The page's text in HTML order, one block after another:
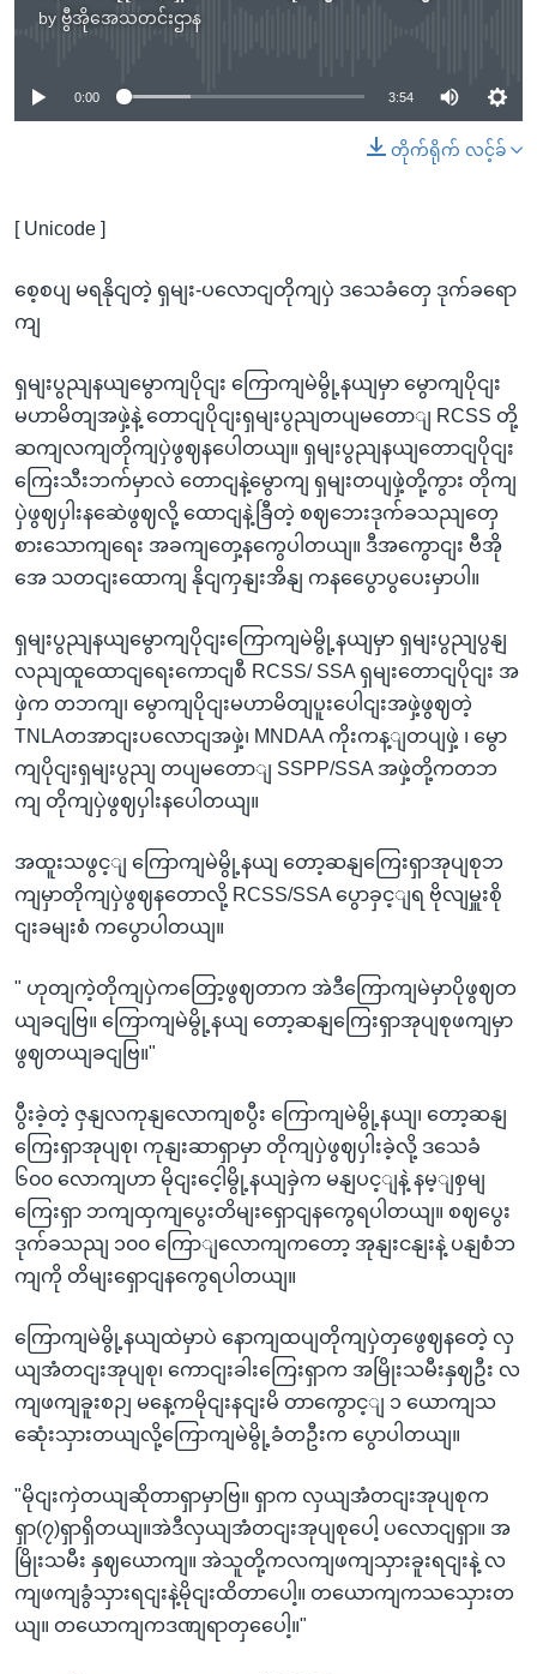
by ဗွီအိုအေသတင်းဌာန
No media source currently available
0:00 3:54
တိုက်ရိုက် လင့်ခ်
[ Unicode ]
စေ့စပျ မရနိုငျတဲ့ ရှမျး-ပလောငျတိုကျပှဲ ဒသေခံတှေ ဒုက်ခရော
ကျ
ရှမျးပွညျနယျမွောကျပိုငျး ကြောကျမဲမွို့နယျမှာ မွောကျပိုငျး
မဟာမိတျအဖှဲ့နဲ့ တောငျပိုငျးရှမျးပွညျတပျမတောျ RCSS တို့
ဆကျလကျတိုကျပှဲဖွဈနပေါတယျ။ ရှမျးပွညျနယျတောငျပိုငျး
ကြေးသီးဘက်မှာလဲ တောငျနဲ့မွောကျ ရှမျးတပျဖှဲ့တို့ကွား တိုကျ
ပှဲဖွဈပှါးနဆေဲဖွဈလို့ ထောငျနဲ့ခြီတဲ့ စဈဘေးဒုက်ခသညျတှေ
စားသောကျရေး အခကျတှေ့နကွေပါတယျ။ ဒီအကွောငျး ဗီအို
အေ သတငျးထောကျ နိုငျကှနျးအိနျ ကနပွေောပွပေးမှာပါ။
ရှမျးပွညျနယျမွောကျပိုငျးကြောကျမဲမွို့နယျမှာ ရှမျးပွညျပွနျ
လညျထူထောငျရေးကောငျစီ RCSS/ SSA ရှမျးတောငျပိုငျး အ
ဖှဲက တဘကျ၊ မွောကျပိုငျးမဟာမိတျပူးပေါငျးအဖှဲ့ဖွဈတဲ့
TNLAတအာငျးပလောငျအဖှဲ့၊ MNDAA ကိုးကန့ျတပျဖှဲ့ ၊ မွော
ကျပိုငျးရှမျးပွညျ တပျမတောျ SSPP/SSA အဖှဲ့တို့ကတဘ
ကျ တိုကျပှဲဖွဈပှါးနပေါတယျ။
အထူးသဖွင့ျ ကြောကျမဲမွို့နယျ တော့ဆနျကြေးရှာအုပျစုဘ
ကျမှာတိုကျပှဲဖွဈနတောလို့ RCSS/SSA ပွောခှင့ျရ ဗိုလျမှူးစို
ငျးခမျးစံ ကပွောပါတယျ။
" ဟုတျကဲ့တိုကျပှဲကတြော့ဖွဈတာက အဲဒီကြောကျမဲမှာပိုဖွဈတ
ယျခငျဗြ။ ကြောကျမဲမွို့နယျ တော့ဆနျကြေးရှာအုပျစုဖကျမှာ
ဖွဈတယျခငျဗြ။"
ပွီးခဲ့တဲ့ ဇှနျလကုနျလောကျစပွီး ကြောကျမဲမွို့နယျ၊ တော့ဆနျ
ကြေးရှာအုပျစု၊ ကုနျးဆာရှာမှာ တိုကျပှဲဖွဈပှါးခဲ့လို့ ဒသေခံ
၆၀၀ လောကျဟာ မိုငျးငေ့ါမွို့နယျခှဲက မနျပင့ျနဲ့ နမ့ျစှမျ
ကြေးရှာ ဘကျထှကျပွေးတိမျးရှောငျနကွေရပါတယျ။ စဈပွေး
ဒုက်ခသညျ ၁၀၀ ကြောျလောကျကတော့ အုနျးငနျးနဲ့ ပနျစံဘ
ကျကို တိမျးရှောငျနကွေရပါတယျ။
ကြောကျမဲမွို့နယျထဲမှာပဲ နောကျထပျတိုကျပှဲတှဖွေဈနတေဲ့ လှ
ယျအံတငျးအုပျစု၊ ကောငျးခါးကြေးရှာက အမြိုးသမီးနှဈဦး လ
ကျဖကျခူးစဉျ မနေ့ကမိုငျးနငျးမိ တာကွောင့ျ ၁ ယောကျသ
ဆေုံးသှားတယျလို့ကြောကျမဲမွို့ခံတဦးက ပွောပါတယျ။
"မိုငျးကှဲတယျဆိုတာရှာမှာဗြ။ ရှာက လှယျအံတငျးအုပျစုက
ရှာ(၇)ရှာရှိတယျ။အဲဒီလှယျအံတငျးအုပျစုပေါ့ ပလောငျရှာ။ အ
မြိုးသမီး နှဈယောကျ။ အဲသူတို့ကလကျဖကျသှားခူးရငျးနဲ့ လ
ကျဖကျခွံသှားရငျးနဲ့မိုငျးထိတာပေါ့။ တယောကျကသသှေားတ
ယျ။ တယောကျကဒဏျရာတှပေေါ့။"